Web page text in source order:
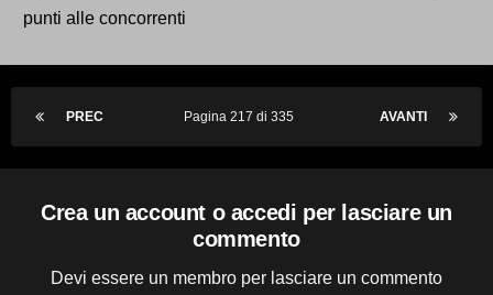
punti alle concorrenti
PREC AVANTI
Pagina 217 di 335
Crea un account o accedi per lasciare un
commento
Devi essere un membro per lasciare un commento